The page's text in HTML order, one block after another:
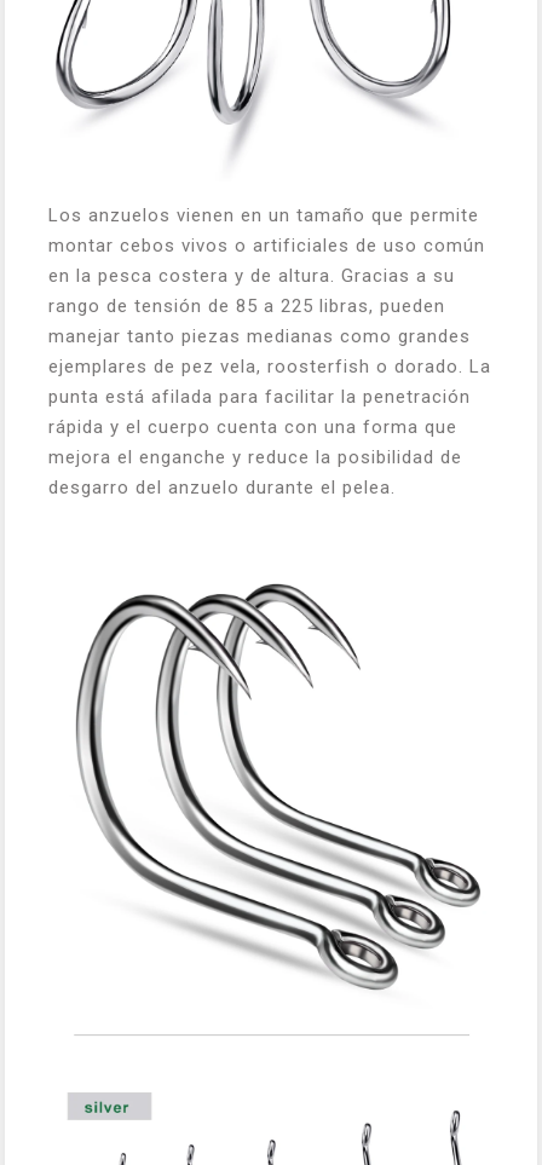
Los anzuelos vienen en un tamaño que permite
montar cebos vivos o artificiales de uso común
en la pesca costera y de altura. Gracias a su
rango de tensión de 85 a 225 libras, pueden
manejar tanto piezas medianas como grandes
ejemplares de pez vela, roosterfish o dorado. La
punta está afilada para facilitar la penetración
rápida y el cuerpo cuenta con una forma que
mejora el enganche y reduce la posibilidad de
desgarro del anzuelo durante el pelea.